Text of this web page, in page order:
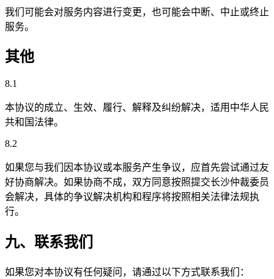
我们可能会对服务内容进行变更，也可能会中断、中止或终止
服务。
其他
8.1
本协议的成立、生效、履行、解释及纠纷解决，适用中华人民
共和国法律。
8.2
如果您与我们因本协议或本服务产生争议，应首先尝试通过友
好协商解决。如果协商不成，双方同意按照提交长沙仲裁委员
会解决，具体的争议解决机构和程序将按照相关法律法规执
行。
九、联系我们
如果您对本协议有任何疑问，请通过以下方式联系我们：